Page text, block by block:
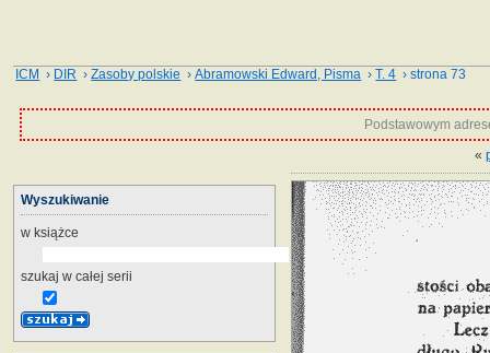
ICM › DIR ›Zasoby polskie ›Abramowski Edward, Pisma ›T. 4 › strona 73
Podstawowym
«
Wyszukiwanie
w książce
szukaj w całej serii